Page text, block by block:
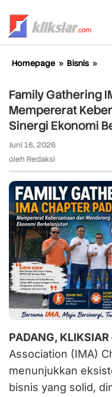
konten
Homepage » Bisnis »
IMA
Family Gathering
Mempererat
Sinergi Ekonomi
Juni 16, 2026
oleh Redaksi
PADANG, KLIKSIAR
Association (IMA)
menunjukkan
bisnis yang solid,